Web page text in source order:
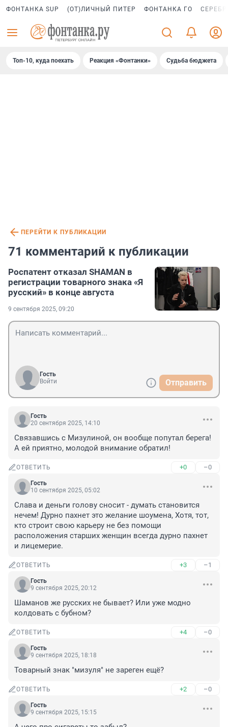
ФОНТАНКА SUP (ОТ)ЛИЧНЫЙ ПИТЕР ФОНТАНКА ГО
Топ-10, куда поехать Реакция «Фонтанки» Судьба бюджета
ПЕРЕЙТИ К ПУБЛИКАЦИИ
71 комментарий к публикации
Роспатент отказал SHAMAN в
регистрации товарного знака «Я
русский» в конце августа
9 сентября 2025, 09:20
Гость
Войти
Отправить
Гость
20 сентября 2025, 14:10
Связавшись с Мизулиной, он вообще попутал берега!
А ей приятно, молодой внимание обратил!
ОТВЕТИТЬ +0 –0
Гость
10 сентября 2025, 05:02
Слава и деньги голову сносит - думать становится
нечем! Дурно пахнет это желание шоумена, Хотя, тот,
кто строит свою карьеру не без помощи
расположения старших женщин всегда дурно пахнет
и лицемерие.
ОТВЕТИТЬ +3 –1
Гость
9 сентября 2025, 20:12
Шаманов же русских не бывает? Или уже модно
колдовать с бубном?
ОТВЕТИТЬ +4 –0
Гость
9 сентября 2025, 18:18
Товарный знак "мизуля" не зареген ещё?
ОТВЕТИТЬ +2 –0
Гость
9 сентября 2025, 15:15